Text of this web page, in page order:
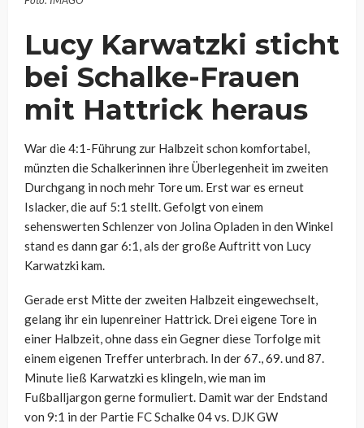
Lucy Karwatzki sticht
bei Schalke-Frauen
mit Hattrick heraus
War die 4:1-Führung zur Halbzeit schon komfortabel,
münzten die Schalkerinnen ihre Überlegenheit im zweiten
Durchgang in noch mehr Tore um. Erst war es erneut
Islacker, die auf 5:1 stellt. Gefolgt von einem
sehenswerten Schlenzer von Jolina Opladen in den Winkel
stand es dann gar 6:1, als der große Auftritt von Lucy
Karwatzki kam.
Gerade erst Mitte der zweiten Halbzeit eingewechselt,
gelang ihr ein lupenreiner Hattrick. Drei eigene Tore in
einer Halbzeit, ohne dass ein Gegner diese Torfolge mit
einem eigenen Treffer unterbrach. In der 67., 69. und 87.
Minute ließ Karwatzki es klingeln, wie man im
Fußballjargon gerne formuliert. Damit war der Endstand
von 9:1 in der Partie FC Schalke 04 vs. DJK GW